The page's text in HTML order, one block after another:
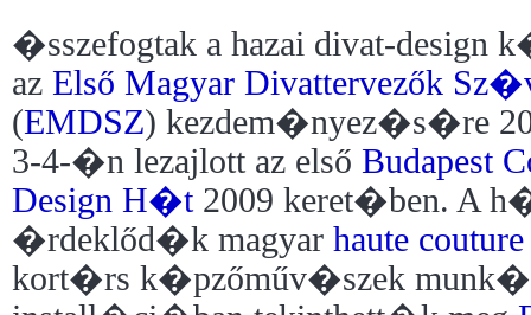
�sszefogtak a hazai divat-design
az Első Magyar Divattervezők
(EMDSZ) kezdem�nyez�s�re
3-4-�n lezajlott az első Budapest
Design H�t2009 keret�ben. A
�rdeklőd�k magyar haute couture
kort�rs k�pzőműv�szek